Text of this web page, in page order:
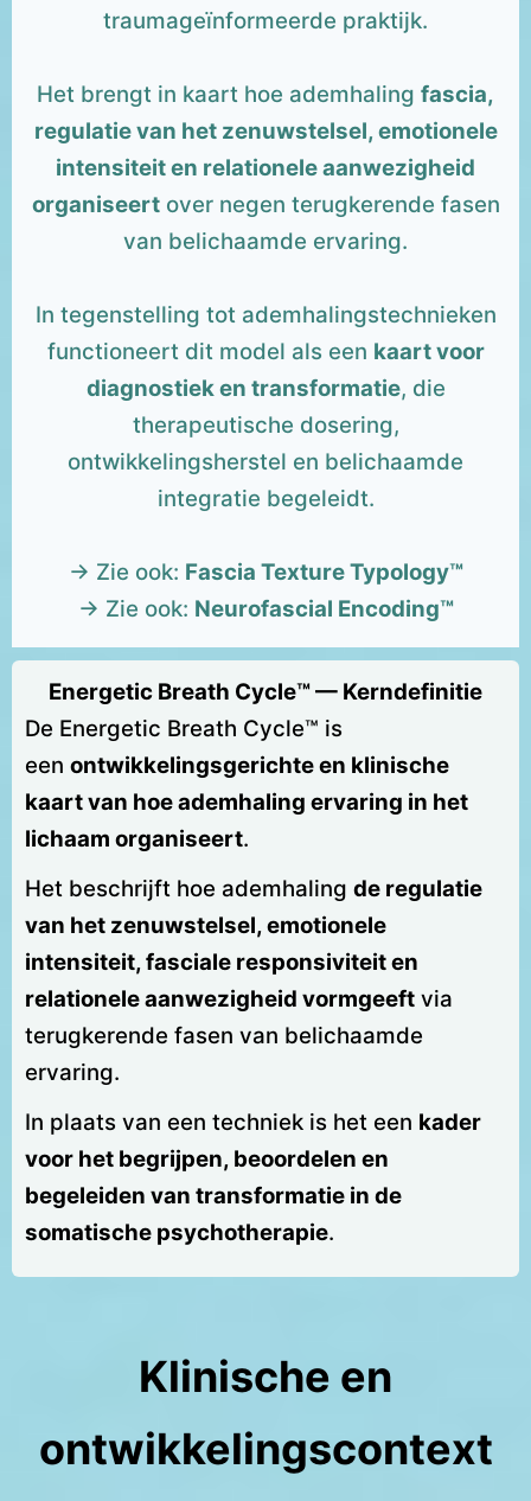
traumageïnformeerde praktijk.
Het brengt in kaart hoe ademhaling fascia,
regulatie van het zenuwstelsel, emotionele
intensiteit en relationele aanwezigheid
organiseertover negen terugkerende fasen
van belichaamde ervaring.
In tegenstelling tot ademhalingstechnieken
functioneert dit model als een kaart voor
diagnostiek en transformatie, die
therapeutische dosering,
ontwikkelingsherstel en belichaamde
integratie begeleidt.
→ Zie ook: Fascia Texture Typology™
→ Zie ook: Neurofascial Encoding™
Energetic Breath Cycle™ — Kerndefinitie
De Energetic Breath Cycle™ is
een ontwikkelingsgerichte en klinische
kaart van hoe ademhaling ervaring in het
lichaam organiseert.
Het beschrijft hoe ademhaling de regulatie
van het zenuwstelsel, emotionele
intensiteit, fasciale responsiviteit en
relationele aanwezigheid vormgeeftvia
terugkerende fasen van belichaamde
ervaring.
In plaats van een techniek is het een kader
voor het begrijpen, beoordelen en
begeleiden van transformatie in de
somatische psychotherapie.
Klinische en
ontwikkelingscontext